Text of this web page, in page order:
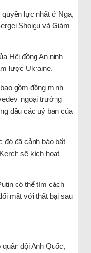
lực nhất ở Nga,
Shoigu và Giám
Hội đồng An ninh
lược Ukraine.
gồm đồng minh
ngoại trưởng
đầu các uỷ ban của
đã cảnh báo bất
sẽ kích hoạt
có thể tìm cách
mặt với thất bại sau
đội Anh Quốc,